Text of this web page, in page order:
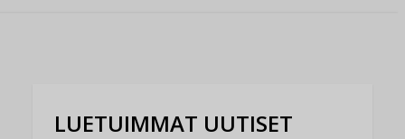
LUETUIMMAT UUTISET